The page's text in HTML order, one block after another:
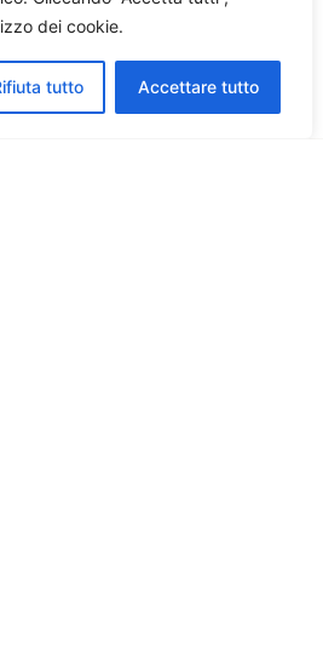
dei cookie.
tutto Accettare tutto